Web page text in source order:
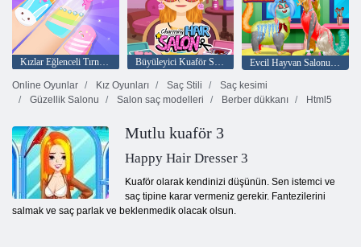
Evcil Hayvan Salonu Simülatörü
Online Oyunlar
Kız Oyunları Saç Stili
Saç kesimi
Güzellik Salonu
Salon saç modelleri Berber dükkanı Html5
Mutlu kuaför 3
Happy Hair Dresser 3
Kuaför olarak kendinizi düşünün. Sen istemci ve
saç tipine karar vermeniz gerekir. Fantezilerini
salmak ve saç parlak ve beklenmedik olacak olsun.